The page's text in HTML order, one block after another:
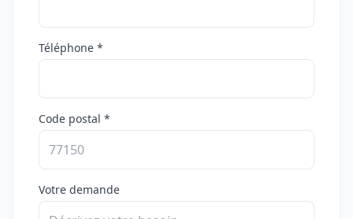
Téléphone *
Code postal *
Votre demande